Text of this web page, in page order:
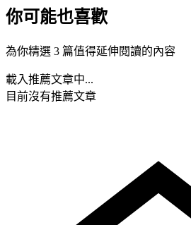
你可能也喜歡
為你精選 3 篇值得延伸閱讀的內容
載入推薦文章中...
目前沒有推薦文章